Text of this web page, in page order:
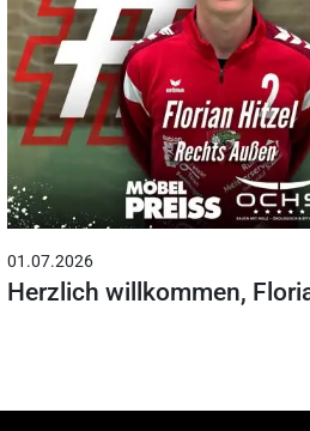
01.07.2026
Herzlich willkommen,